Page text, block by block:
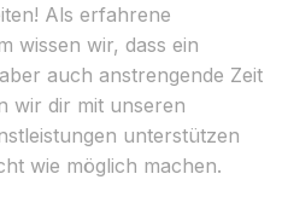
Als erfahrene
wissen wir, dass ein
auch anstrengende Zeit
wir dir mit unseren
unterstützen
wie möglich machen.